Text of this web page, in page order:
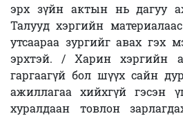
эрх зүйн актын нь дагуу
Талууд хэргийн
утсаараа зургийг авах гэх
эрхтэй. / Харин хэргийн
гаргаагүй бол шүүх сайн
ажиллагаа хийхгүй гэсэн
хуралдаан товлон